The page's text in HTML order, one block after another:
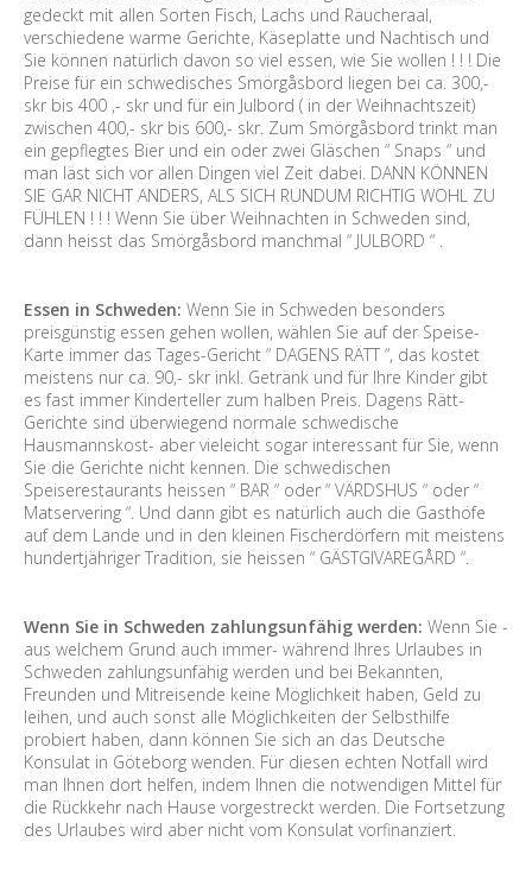
gedeckt mit allen Sorten Fisch, Lachs und Räucheraal,
verschiedene warme Gerichte, Käseplatte und Nachtisch und
Sie können natürlich davon so viel essen, wie Sie wollen ! ! ! Die
Preise für ein schwedisches Smörgåsbord liegen bei ca. 300,-
skr bis 400 ,- skr und für ein Julbord ( in der Weihnachtszeit)
zwischen 400,- skr bis 600,- skr. Zum Smörgåsbord trinkt man
ein gepflegtes Bier und ein oder zwei Gläschen “ Snaps “ und
man läst sich vor allen Dingen viel Zeit dabei. DANN KÖNNEN
SIE GAR NICHT ANDERS, ALS SICH RUNDUM RICHTIG WOHL ZU
FÜHLEN ! ! ! Wenn Sie über Weihnachten in Schweden sind,
dann heisst das Smörgåsbord manchmal “ JULBORD “ .
Essen in Schweden: Wenn Sie in Schweden besonders
preisgünstig essen gehen wollen, wählen Sie auf der Speise-
Karte immer das Tages-Gericht “ DAGENS RÄTT “, das kostet
meistens nur ca. 90,- skr inkl. Getränk und für Ihre Kinder gibt
es fast immer Kinderteller zum halben Preis. Dagens Rätt-
Gerichte sind überwiegend normale schwedische
Hausmannskost- aber vieleicht sogar interessant für Sie, wenn
Sie die Gerichte nicht kennen. Die schwedischen
Speiserestaurants heissen “ BAR “ oder “ VÄRDSHUS “ oder “
Matservering “. Und dann gibt es natürlich auch die Gasthöfe
auf dem Lande und in den kleinen Fischerdörfern mit meistens
hundertjähriger Tradition, sie heissen “ GÄSTGIVAREGÅRD “.
Wenn Sie in Schweden zahlungsunfähig werden: Wenn Sie -
aus welchem Grund auch immer- während Ihres Urlaubes in
Schweden zahlungsunfähig werden und bei Bekannten,
Freunden und Mitreisende keine Möglichkeit haben, Geld zu
leihen, und auch sonst alle Möglichkeiten der Selbsthilfe
probiert haben, dann können Sie sich an das Deutsche
Konsulat in Göteborg wenden. Für diesen echten Notfall wird
man Ihnen dort helfen, indem Ihnen die notwendigen Mittel für
die Rückkehr nach Hause vorgestreckt werden. Die Fortsetzung
des Urlaubes wird aber nicht vom Konsulat vorfinanziert.